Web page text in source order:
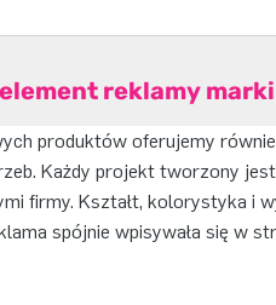
reklamy marki
produktów oferujemy
Każdy projekt tworzony
firmy. Kształt, kolorystyka i
spójnie wpisywała się w